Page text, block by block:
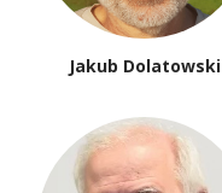
Jakub Dolatowski